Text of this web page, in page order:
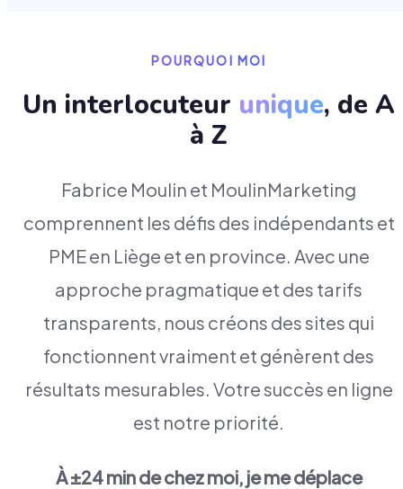
POURQUOI MOI
Un interlocuteur unique, de A
à Z
Fabrice Moulin et MoulinMarketing
comprennent les défis des indépendants et
PME en Liège et en province. Avec une
approche pragmatique et des tarifs
transparents, nous créons des sites qui
fonctionnent vraiment et génèrent des
résultats mesurables. Votre succès en ligne
est notre priorité.
À ±24 min de chez moi, je me déplace